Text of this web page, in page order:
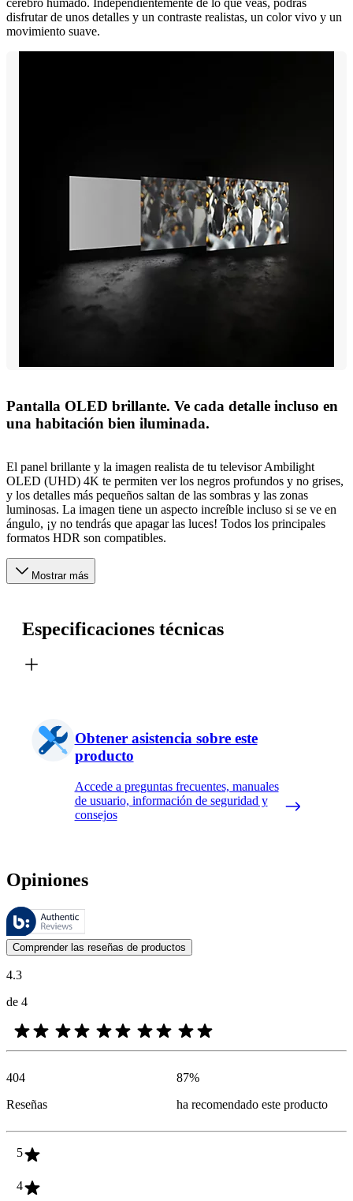
cerebro humado. Independientemente de lo que veas, podrás
disfrutar de unos detalles y un contraste realistas, un color vivo y un
movimiento suave.
Pantalla OLED brillante. Ve cada detalle incluso en
una habitación bien iluminada.
El panel brillante y la imagen realista de tu televisor Ambilight
OLED (UHD) 4K te permiten ver los negros profundos y no grises,
y los detalles más pequeños saltan de las sombras y las zonas
luminosas. La imagen tiene un aspecto increíble incluso si se ve en
ángulo, ¡y no tendrás que apagar las luces! Todos los principales
formatos HDR son compatibles.
Mostrar más
Especificaciones técnicas
Obtener asistencia sobre este
producto
Accede a preguntas frecuentes, manuales
de usuario, información de seguridad y
consejos
Opiniones
Estas reseñas las gestiona Bazaarvoice y cumplen con la política de
Las opiniones de los clientes en forma de reseñas de productos y
Comprender las reseñas de productos
4.3
de 4
404
Reseñas
87%
ha recomendado este producto
5
4